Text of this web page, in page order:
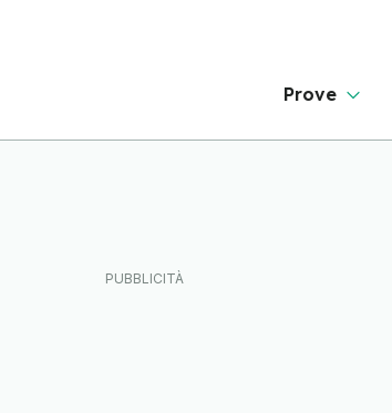
Prove